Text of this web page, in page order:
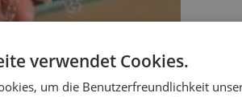
verwendet Cookies.
um die Benutzerfreundlichkeit